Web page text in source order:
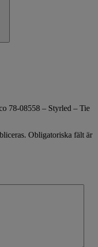
78-08558 – Styrled – Tie
Obligatoriska fält är